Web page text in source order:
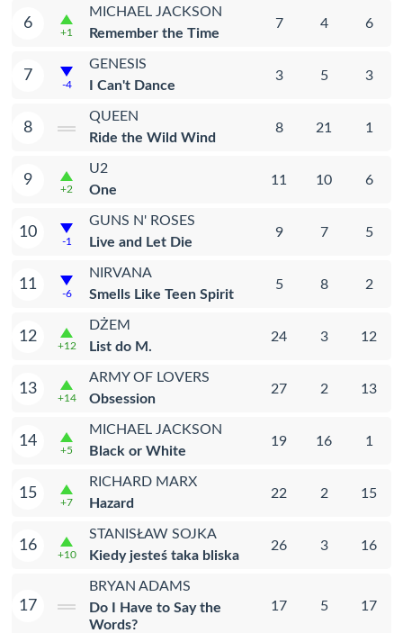
6
+1
MICHAEL JACKSON
Remember the Time
7 4 6
7
-4
GENESIS
I Can't Dance
3 5 3
8
QUEEN
Ride the Wild Wind
8 21 1
9
+2
U2
One
11 10 6
10
-1
GUNS N' ROSES
Live and Let Die
9 7 5
11
-6
NIRVANA
Smells Like Teen Spirit
5 8 2
12
+12
DŻEM
List do M.
24 3 12
13
+14
ARMY OF LOVERS
Obsession
27 2 13
14
+5
MICHAEL JACKSON
Black or White
19 16 1
15
+7
RICHARD MARX
Hazard
22 2 15
16
+10
STANISŁAW SOJKA
Kiedy jesteś taka bliska
26 3 16
17
BRYAN ADAMS
Do I Have to Say the
Words?
17 5 17